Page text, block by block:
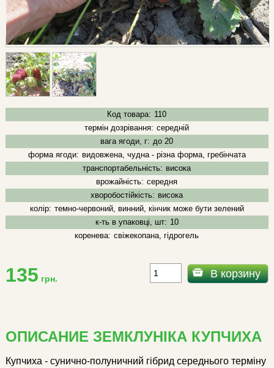
Код товара: 110
термін дозрівання: середній
вага ягоди, г: до 20
форма ягоди: видовжена, чудна - різна форма, гребінчата
транспортабельність: висока
врожайність: середня
хворобостійкість: висока
колір: темно-червоний, винний, кінчик може бути зелений
к-ть в упаковці, шт: 10
коренева: свіжекопана, гідрогель
135 грн. В корзину
ОПИСАНИЕ ЗЕМКЛУНІКА КУПЧИХА
Купчиха - сунично-полуничний гібрид середнього терміну